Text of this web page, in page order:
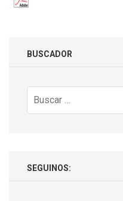
BUSCADOR
Buscar:
SEGUINOS: